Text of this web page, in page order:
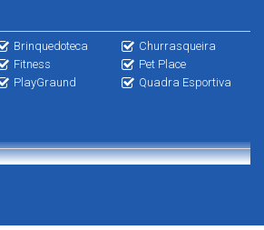
Brinquedoteca
Churrasqueira
Fitness
Pet Place
PlayGraund
Quadra Esportiva